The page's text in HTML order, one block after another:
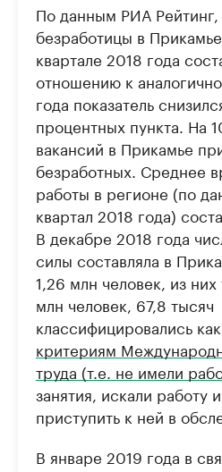
По данным РИА Рейтинг,
безработицы в
квартале 2018 года
отношению к
года показатель
процентных пункта. На
вакансий в Прикамье
безработных. Среднее
работы в регионе (по
квартал 2018 года)
В декабре 2018 года
силы составляла в
1,26 млн человек, из
млн человек, 67,8 тысяч
классифицировались
критериям
труда (т.е. не имели
занятия, искали работу
приступить к ней в
В январе 2019 года в